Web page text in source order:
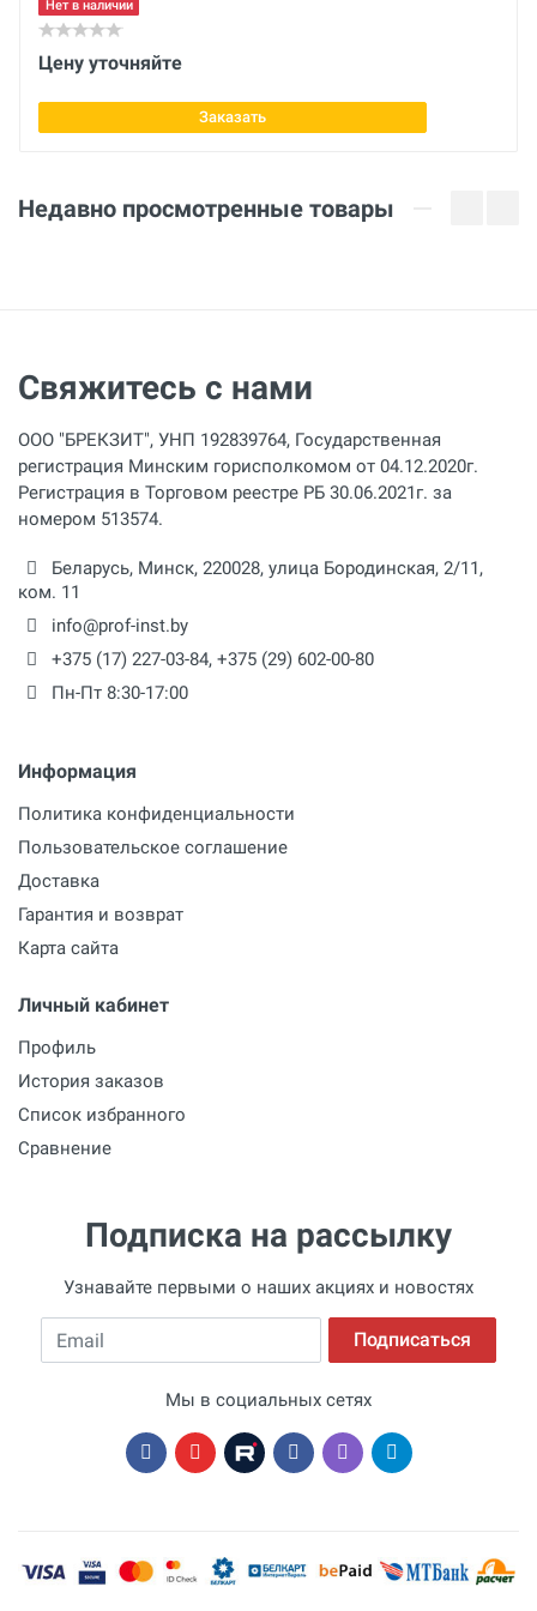
25.4 мм
Высота сегмента
Нет в наличии
Цену уточняйте
Заказать
Недавно просмотренные товары
Свяжитесь с нами
ООО "БРЕКЗИТ", УНП 192839764, Государственная
регистрация Минским горисполкомом от 04.12.2020г.
Регистрация в Торговом реестре РБ 30.06.2021г. за
номером 513574.
Беларусь, Минск, 220028, улица Бородинская, 2/11,
ком. 11
info@prof-inst.by
+375 (17) 227-03-84, +375 (29) 602-00-80
Пн-Пт 8:30-17:00
Информация
Политика конфиденциальности
Пользовательское соглашение
Доставка
Гарантия и возврат
Карта сайта
Личный кабинет
Профиль
История заказов
Список избранного
Сравнение
Подписка на рассылку
Узнавайте первыми о наших акциях и новостях
Email Подписаться
Мы в социальных сетях